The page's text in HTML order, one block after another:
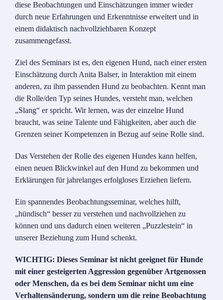
diese Beobachtungen und Einschätzungen immer wieder
durch neue Erfahrungen und Erkenntnisse erweitert und in
einem didaktisch nachvollziehbaren Konzept
zusammengefasst.
Ziel des Seminars ist es, den eigenen Hund, nach einer ersten
Einschätzung durch Anita Balser, in Interaktion mit einem
anderen, zu ihm passenden Hund zu beobachten. Kennt man
die Rolle/den Typ seines Hundes, versteht man, welchen
„Slang“ er spricht. Wir lernen, was der einzelne Hund
braucht, was seine Talente und Fähigkeiten, aber auch die
Grenzen seiner Kompetenzen in Bezug auf seine Rolle sind.
Das Verstehen der Rolle des eigenen Hundes kann helfen,
einen neuen Blickwinkel auf den Hund zu bekommen und
Erklärungen für jahrelanges erfolgloses Erziehen liefern.
Ein spannendes Beobachtungsseminar, welches hilft,
„hündisch“ besser zu verstehen und nachvollziehen zu
können und uns dadurch einen weiteren „Puzzlestein“ in
unserer Beziehung zum Hund schenkt.
WICHTIG: Dieses Seminar ist nicht geeignet für Hunde
mit einer gesteigerten Aggression gegenüber Artgenossen
oder Menschen, da es bei dem Seminar nicht um eine
Verhaltensänderung, sondern um die reine Beobachtung